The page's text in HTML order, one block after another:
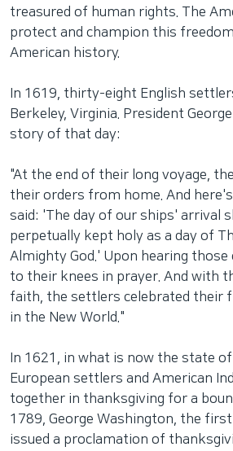
treasured of human rights. The
protect and champion this
American history.
In 1619, thirty-eight English
Berkeley, Virginia. President
story of that day:
"At the end of their long voyage,
their orders from home. And
said: 'The day of our ships' arrival
perpetually kept holy as a day of
Almighty God.' Upon hearing those
to their knees in prayer. And with
faith, the settlers celebrated their
in the New World."
In 1621, in what is now the state
European settlers and American
together in thanksgiving for a
1789, George Washington, the first
issued a proclamation of